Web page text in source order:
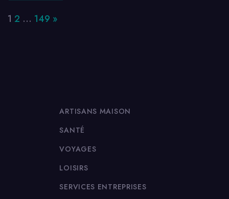
Page:
1 2 … 149 Next
»
ARTISANS MAISON
SANTÉ
VOYAGES
LOISIRS
SERVICES ENTREPRISES